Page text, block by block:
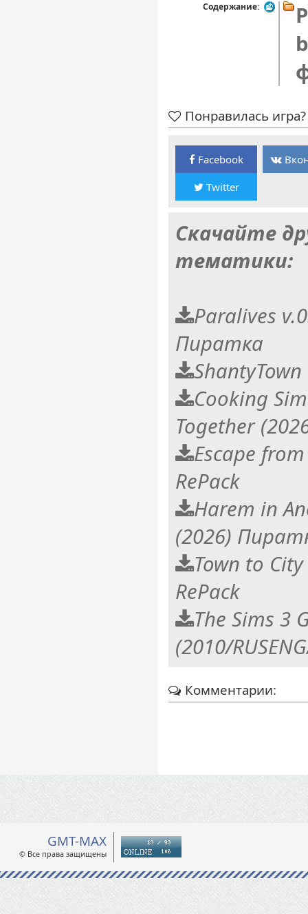
Содержание:
Понравилась
Facebook
Twitter
Скачайте
тематики:
Paralives
Пиратка
Cooking
Together
Escape
RePack
Harem in
(2026)
Town to
RePack
The Sims 3
(2010/
Комментарии:
GMT-MAX
© Все права защищены